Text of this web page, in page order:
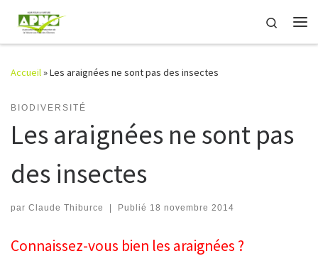
Passer au contenu
Search
Accueil»Les araignées ne sont pas des insectes
BIODIVERSITÉ
Les araignées ne sont pas
des insectes
par Claude Thiburce | Publié 18 novembre 2014
Connaissez-vous bien les araignées ?